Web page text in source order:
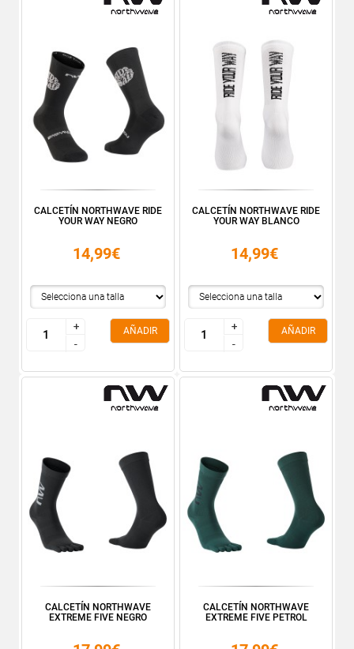
CALCETÍN NORTHWAVE RIDE
YOUR WAY NEGRO
14,99€
+
-
+
-
AÑADIR
CALCETÍN NORTHWAVE RIDE
YOUR WAY BLANCO
14,99€
+
-
+
-
AÑADIR
CALCETÍN NORTHWAVE
EXTREME FIVE NEGRO
CALCETÍN NORTHWAVE
EXTREME FIVE PETROL